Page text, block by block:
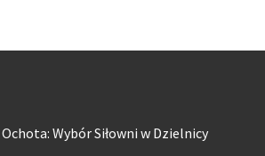
Wybór Siłowni w Dzielnicy